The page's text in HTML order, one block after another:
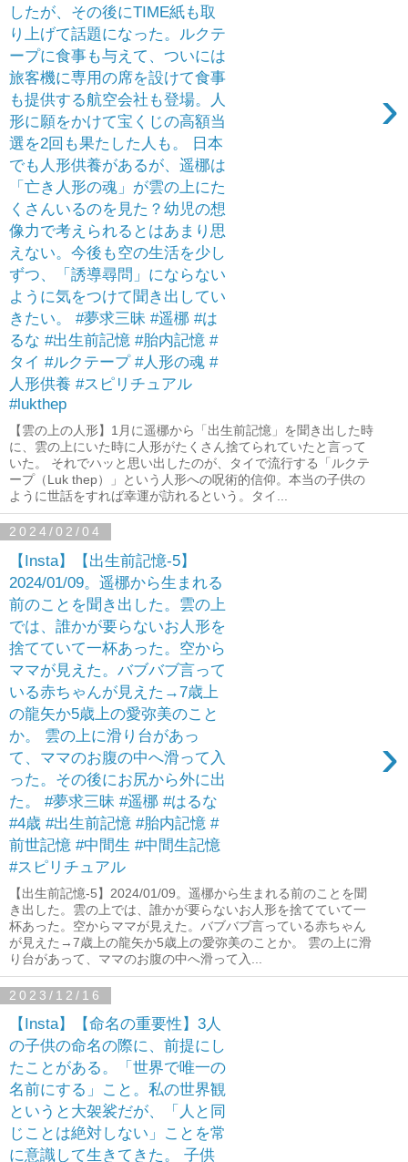
したが、その後にTIME紙も取
り上げて話題になった。ルクテ
ープに食事も与えて、ついには
旅客機に専用の席を設けて食事
も提供する航空会社も登場。人
形に願をかけて宝くじの高額当
選を2回も果たした人も。 日本
でも人形供養があるが、遥梛は
「亡き人形の魂」が雲の上にた
くさんいるのを見た？幼児の想
像力で考えられるとはあまり思
えない。今後も空の生活を少し
ずつ、「誘導尋問」にならない
ように気をつけて聞き出してい
きたい。 #夢求三昧 #遥梛 #は
るな #出生前記憶 #胎内記憶 #
タイ #ルクテープ #人形の魂 #
人形供養 #スピリチュアル
#lukthep
›
【雲の上の人形】1月に遥梛から「出生前記憶」を聞き出した時
に、雲の上にいた時に人形がたくさん捨てられていたと言って
いた。 それでハッと思い出したのが、タイで流行する「ルクテ
ープ（Luk thep）」という人形への呪術的信仰。本当の子供の
ように世話をすれば幸運が訪れるという。タイ...
2024/02/04
【Insta】【出生前記憶-5】
2024/01/09。遥梛から生まれる
前のことを聞き出した。雲の上
では、誰かが要らないお人形を
捨てていて一杯あった。空から
ママが見えた。バブバブ言って
いる赤ちゃんが見えた→7歳上
の龍矢か5歳上の愛弥美のこと
か。 雲の上に滑り台があっ
て、ママのお腹の中へ滑って入
った。その後にお尻から外に出
た。 #夢求三昧 #遥梛 #はるな
#4歳 #出生前記憶 #胎内記憶 #
前世記憶 #中間生 #中間生記憶
#スピリチュアル
›
【出生前記憶-5】2024/01/09。遥梛から生まれる前のことを聞
き出した。雲の上では、誰かが要らないお人形を捨てていて一
杯あった。空からママが見えた。バブバブ言っている赤ちゃん
が見えた→7歳上の龍矢か5歳上の愛弥美のことか。 雲の上に滑
り台があって、ママのお腹の中へ滑って入...
2023/12/16
【Insta】【命名の重要性】3人
の子供の命名の際に、前提にし
たことがある。「世界で唯一の
名前にする」こと。私の世界観
というと大袈裟だが、「人と同
じことは絶対しない」ことを常
に意識して生きてきた。 子供